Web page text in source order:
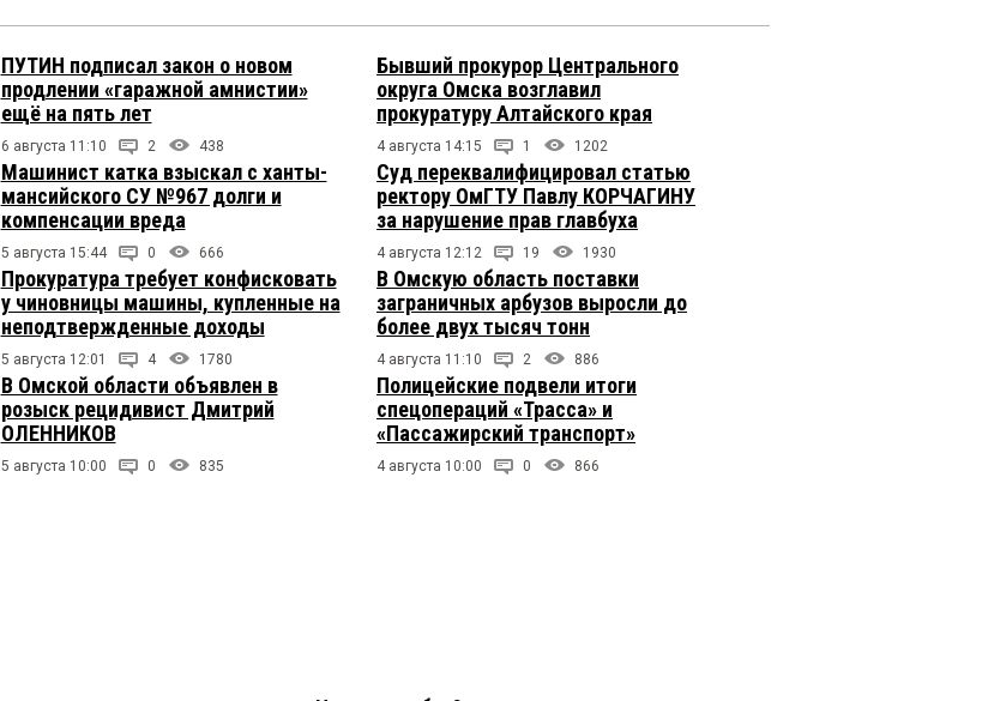
ПУТИН подписал закон о новом
продлении «гаражной амнистии»
ещё на пять лет
6 августа 11:10 2 438
Машинист катка взыскал с ханты-
мансийского СУ №967 долги и
компенсации вреда
5 августа 15:44 0 666
Прокуратура требует конфисковать
у чиновницы машины, купленные на
неподтвержденные доходы
5 августа 12:01 4 1780
В Омской области объявлен в
розыск рецидивист Дмитрий
ОЛЕННИКОВ
5 августа 10:00 0 835
Бывший прокурор Центрального
округа Омска возглавил
прокуратуру Алтайского края
4 августа 14:15 1 1202
Суд переквалифицировал статью
ректору ОмГТУ Павлу КОРЧАГИНУ
за нарушение прав главбуха
4 августа 12:12 19 1930
В Омскую область поставки
заграничных арбузов выросли до
более двух тысяч тонн
4 августа 11:10 2 886
Полицейские подвели итоги
спецопераций «Трасса» и
«Пассажирский транспорт»
4 августа 10:00 0 866